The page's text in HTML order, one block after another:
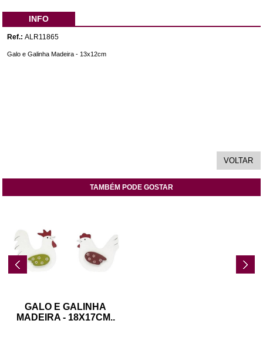
INFO
Ref.: ALR11865
Galo e Galinha Madeira - 13x12cm
TAMBÉM PODE GOSTAR
GALO E GALINHA
MADEIRA - 18X17CM..